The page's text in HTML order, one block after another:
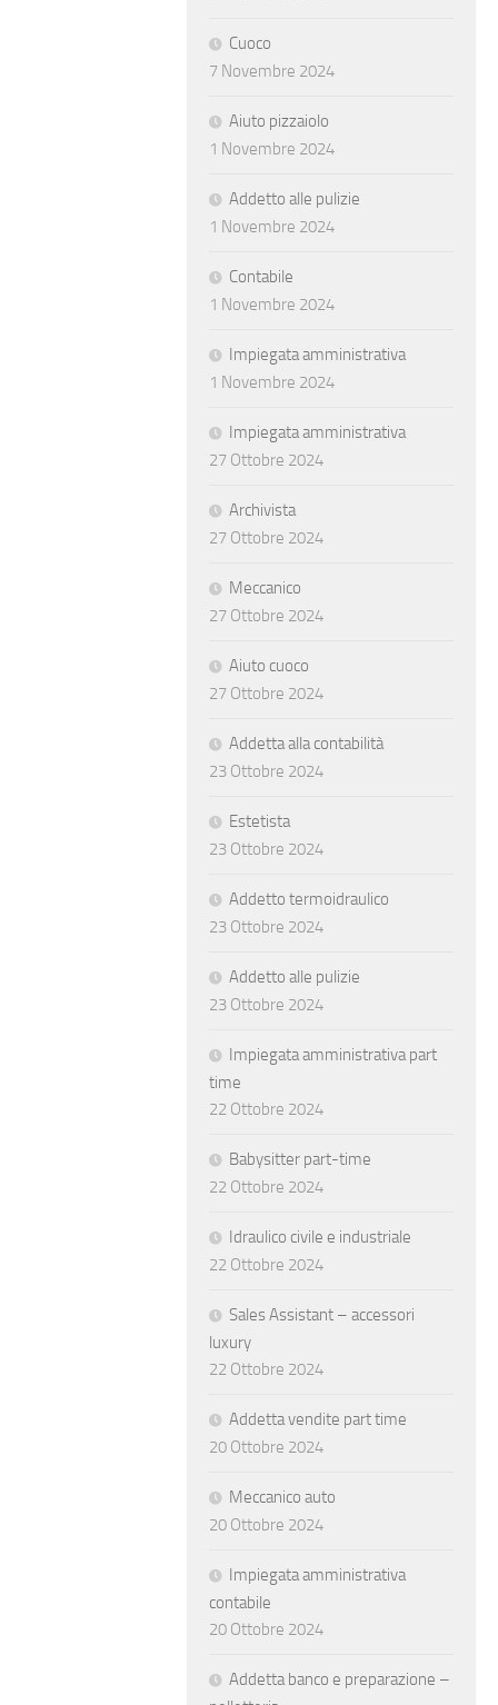
Cuoco
7 Novembre 2024
Aiuto pizzaiolo
1 Novembre 2024
Addetto alle pulizie
1 Novembre 2024
Contabile
1 Novembre 2024
Impiegata amministrativa
1 Novembre 2024
Impiegata amministrativa
27 Ottobre 2024
Archivista
27 Ottobre 2024
Meccanico
27 Ottobre 2024
Aiuto cuoco
27 Ottobre 2024
Addetta alla contabilità
23 Ottobre 2024
Estetista
23 Ottobre 2024
Addetto termoidraulico
23 Ottobre 2024
Addetto alle pulizie
23 Ottobre 2024
Impiegata amministrativa part
time
22 Ottobre 2024
Babysitter part-time
22 Ottobre 2024
Idraulico civile e industriale
22 Ottobre 2024
Sales Assistant – accessori
luxury
22 Ottobre 2024
Addetta vendite part time
20 Ottobre 2024
Meccanico auto
20 Ottobre 2024
Impiegata amministrativa
contabile
20 Ottobre 2024
Addetta banco e preparazione –